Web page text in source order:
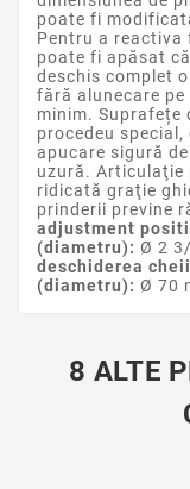
poate fi
Pentru a
poate fi apăsat
deschis complet
fără alunecare
minim. Suprafețe
procedeu
apucare sigură
uzură.
ridicată graţie
prinderii previne
adjustment
(diametru): Ø 2
deschiderea
(diametru): Ø 70
8 ALTE